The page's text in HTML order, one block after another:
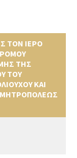
ΤΟΝ ΙΕΡΟ
ΤΗΣ
ΤΟΥ
ΚΑΙ
ΜΗΤΡΟΠΟΛΕΩΣ